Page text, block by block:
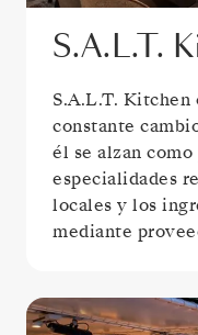
S.A.L.T.
S.A.L.T. Kitchen
constante
él se alzan
especialidades
locales y los
mediante